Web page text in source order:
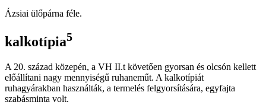
Ázsiai ülőpárna féle.
kalkotípia5
A 20. század közepén, a VH II.t követően gyorsan és olcsón kellett
előállítani nagy mennyiségű ruhaneműt. A kalkotípiát
ruhagyárakban használták, a termelés felgyorsítására, egyfajta
szabásminta volt.